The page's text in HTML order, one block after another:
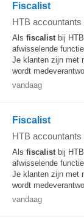
Fiscalist
HTB
Als fiscalistbij HTB
afwisselende
Je klanten zijn met
wordt
vandaag
Fiscalist
HTB
Als fiscalistbij HTB
afwisselende
Je klanten zijn met
wordt
vandaag